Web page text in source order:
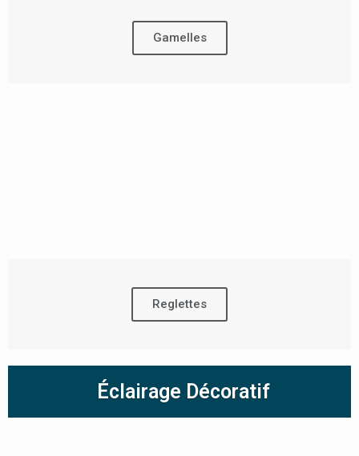
Gamelles
Reglettes
Éclairage Décoratif